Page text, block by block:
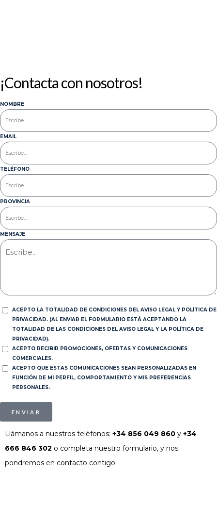
¡Contacta con nosotros!
NOMBRE
EMAIL
TELÉFONO
PROVINCIA
MENSAJE
ACEPTO LA TOTALIDAD DE CONDICIONES DEL AVISO LEGAL Y POLÍTICA DE
PRIVACIDAD. (AL ENVIAR EL FORMULARIO ESTÁ ACEPTANDO LA
TOTALIDAD DE LAS CONDICIONES DEL AVISO LEGAL Y LA POLÍTICA DE
PRIVACIDAD).
ACEPTO RECIBIR PROMOCIONES, OFERTAS Y COMUNICACIONES
COMERCIALES.
ACEPTO QUE ESTAS COMUNICACIONES SEAN PERSONALIZADAS EN
FUNCIÓN DE MI PERFIL, COMPORTAMIENTO Y MIS PREFERENCIAS
PERSONALES.
ENVIAR
Llámanos a nuestros teléfonos: +34 856 049 860 y +34
666 846 302 o completa nuestro formulario, y nos
pondremos en contacto contigo